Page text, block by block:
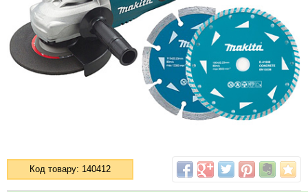
Код товару: 140412